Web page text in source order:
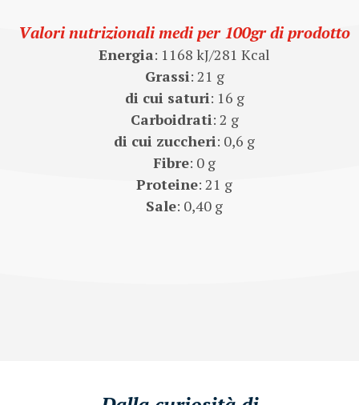
Valori nutrizionali medi per 100gr di prodotto
Energia: 1168 kJ/281 Kcal
Grassi: 21 g
di cui saturi: 16 g
Carboidrati: 2 g
di cui zuccheri: 0,6 g
Fibre: 0 g
Proteine: 21 g
Sale: 0,40 g